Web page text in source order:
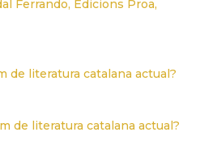
Ferrando, Edicions Proa,
de literatura catalana actual?
de literatura catalana actual?